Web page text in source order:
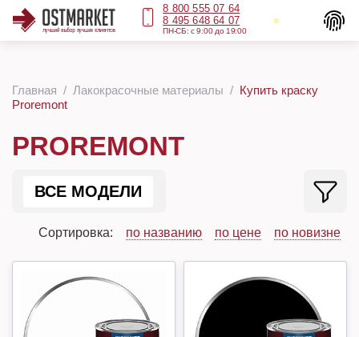
8 800 555 07 64
8 495 648 64 07
ПН-СБ: с 9:00 до 19:00
Главная Лакокрасочные материалы
Купить краску
Proremont
PROREMONT
ВСЕ МОДЕЛИ
Сортировка: по названию по цене по новизне